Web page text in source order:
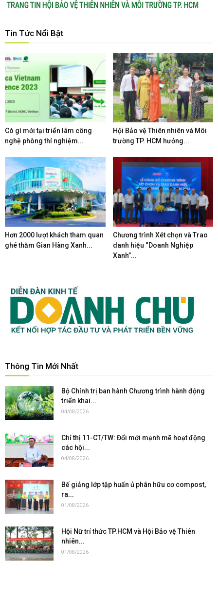
Tin Tức Nổi Bật
Có gì mới tại triển lãm công
nghệ phòng thí nghiệm...
Hội Bảo vệ Thiên nhiên và Môi
trường TP. HCM hưởng...
Hơn 2000 lượt khách tham quan
ghé thăm Gian Hàng Xanh...
Chương trình Xét chọn và Trao
danh hiệu “Doanh Nghiệp
Xanh”...
Thông Tin Mới Nhất
Bộ Chính trị ban hành Chương trình hành động
triển khai...
04/08/2026
Chỉ thị 11-CT/TW: Đổi mới mạnh mẽ hoạt động
các hội...
04/08/2026
Bế giảng lớp tập huấn ủ phân hữu cơ compost,
ra...
01/08/2026
Hội Nữ trí thức TP.HCM và Hội Bảo vệ Thiên
nhiên...
01/08/2026